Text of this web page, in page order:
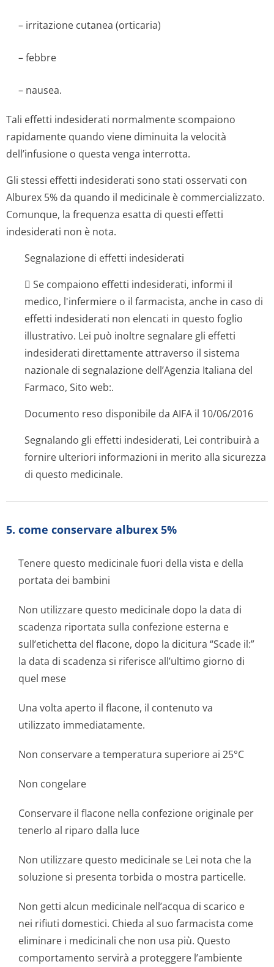
– irritazione cutanea (orticaria)
– febbre
– nausea.
Tali effetti indesiderati normalmente scompaiono
rapidamente quando viene diminuita la velocità
dell’infusione o questa venga interrotta.
Gli stessi effetti indesiderati sono stati osservati con
Alburex 5% da quando il medicinale è commercializzato.
Comunque, la frequenza esatta di questi effetti
indesiderati non è nota.
Segnalazione di effetti indesiderati
 Se compaiono effetti indesiderati, informi il
medico, l'infermiere o il farmacista, anche in caso di
effetti indesiderati non elencati in questo foglio
illustrativo. Lei può inoltre segnalare gli effetti
indesiderati direttamente attraverso il sistema
nazionale di segnalazione dell’Agenzia Italiana del
Farmaco, Sito web:.
Documento reso disponibile da AIFA il 10/06/2016
Segnalando gli effetti indesiderati, Lei contribuirà a
fornire ulteriori informazioni in merito alla sicurezza
di questo medicinale.
5. come conservare alburex 5%
Tenere questo medicinale fuori della vista e della
portata dei bambini
Non utilizzare questo medicinale dopo la data di
scadenza riportata sulla confezione esterna e
sull’etichetta del flacone, dopo la dicitura “Scade il:”
la data di scadenza si riferisce all’ultimo giorno di
quel mese
Una volta aperto il flacone, il contenuto va
utilizzato immediatamente.
Non conservare a temperatura superiore ai 25°C
Non congelare
Conservare il flacone nella confezione originale per
tenerlo al riparo dalla luce
Non utilizzare questo medicinale se Lei nota che la
soluzione si presenta torbida o mostra particelle.
Non getti alcun medicinale nell’acqua di scarico e
nei rifiuti domestici. Chieda al suo farmacista come
eliminare i medicinali che non usa più. Questo
comportamento servirà a proteggere l’ambiente